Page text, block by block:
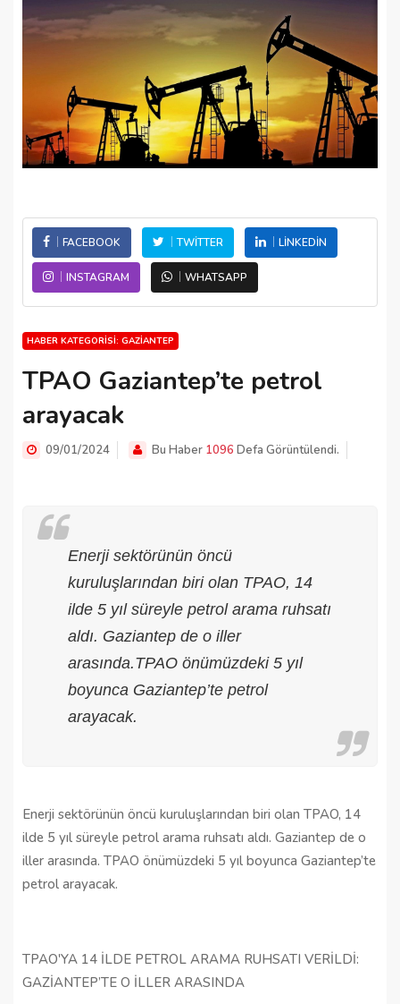
FACEBOOK TWITTER LINKEDIN
INSTAGRAM WHATSAPP
HABER KATEGORISI: GAZIANTEP
TPAO Gaziantep’te petrol
arayacak
09/01/2024 Bu Haber 1096 Defa Görüntülendi.
Enerji sektörünün öncü
kuruluşlarından biri olan TPAO, 14
ilde 5 yıl süreyle petrol arama ruhsatı
aldı. Gaziantep de o iller
arasında.TPAO önümüzdeki 5 yıl
boyunca Gaziantep’te petrol
arayacak.
Enerji sektörünün öncü kuruluşlarından biri olan TPAO, 14
ilde 5 yıl süreyle petrol arama ruhsatı aldı. Gaziantep de o
iller arasında. TPAO önümüzdeki 5 yıl boyunca Gaziantep’te
petrol arayacak.
TPAO'YA 14 İLDE PETROL ARAMA RUHSATI VERİLDİ:
GAZİANTEP’TE O İLLER ARASINDA